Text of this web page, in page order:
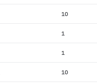
10
1
1
10